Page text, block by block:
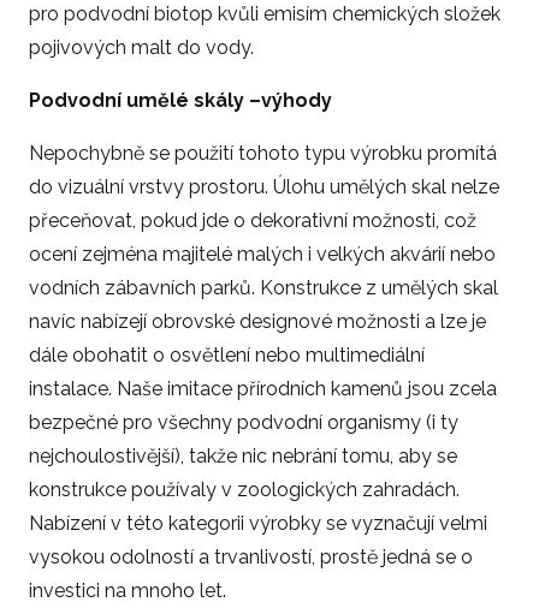
pro podvodní biotop kvůli emisím chemických složek
pojivových malt do vody.
Podvodní umělé skály –výhody
Nepochybně se použití tohoto typu výrobku promítá
do vizuální vrstvy prostoru. Úlohu umělých skal nelze
přeceňovat, pokud jde o dekorativní možnosti, což
ocení zejména majitelé malých i velkých akvárií nebo
vodních zábavních parků. Konstrukce z umělých skal
navíc nabízejí obrovské designové možnosti a lze je
dále obohatit o osvětlení nebo multimediální
instalace. Naše imitace přírodních kamenů jsou zcela
bezpečné pro všechny podvodní organismy (i ty
nejchoulostivější), takže nic nebrání tomu, aby se
konstrukce používaly v zoologických zahradách.
Nabízení v této kategorii výrobky se vyznačují velmi
vysokou odolností a trvanlivostí, prostě jedná se o
investici na mnoho let.